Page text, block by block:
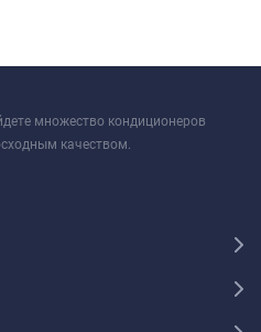
множество кондиционеров
качеством.